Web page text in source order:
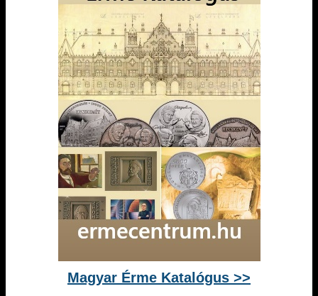
Magyar Érme Katalógus >>